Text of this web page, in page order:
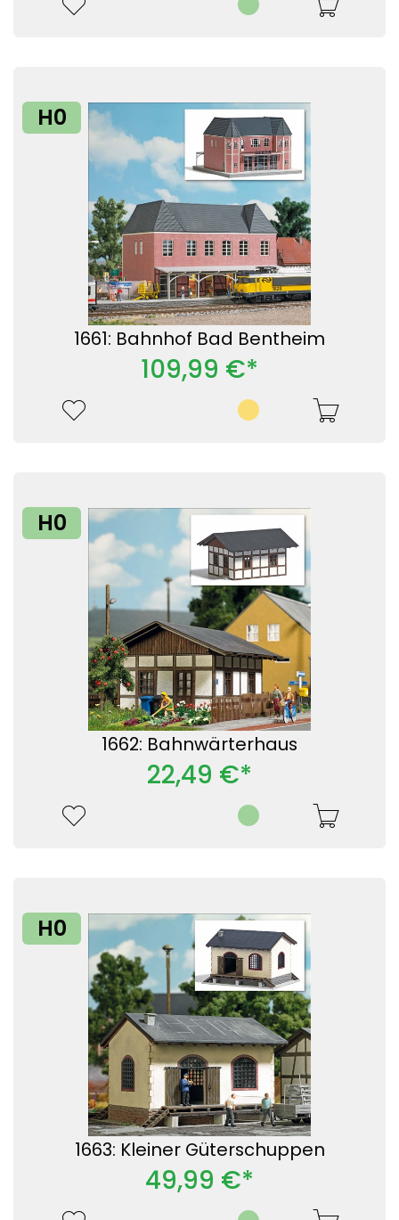
H0
1661: Bahnhof Bad Bentheim
109,99 €*
H0
1662: Bahnwärterhaus
22,49 €*
H0
1663: Kleiner Güterschuppen
49,99 €*